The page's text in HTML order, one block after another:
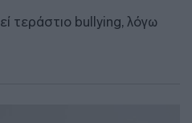
τεράστιο bullying, λόγω